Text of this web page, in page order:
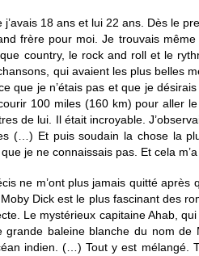
18 ans et lui 22 ans. Dès le
frère pour moi. Je trouvais
country, le rock and roll et le
qui avaient les plus belles
que je n’étais pas et que je
100 miles (160 km) pour aller
de lui. Il était incroyable.
(…) Et puis soudain la chose la
je ne connaissais pas. Et cela
ne m’ont plus jamais quitté après
Moby Dick est le plus fascinant des
Le mystérieux capitaine Ahab,
baleine blanche du nom de
indien. (…) Tout y est